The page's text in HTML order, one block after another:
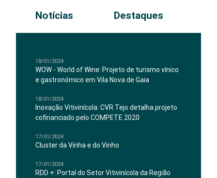
Notícias Destaques
18/01/2024
WOW - World of Wine: Projeto de turismo vínico
e gastronómico em Vila Nova de Gaia
18/01/2024
Inovação Vitivinícola: CVR Tejo detalha projeto
cofinanciado pelo COMPETE 2020
17/01/2024
Cluster da Vinha e do Vinho
17/01/2024
RDD +: Portal do Setor Vitivinícola da Região